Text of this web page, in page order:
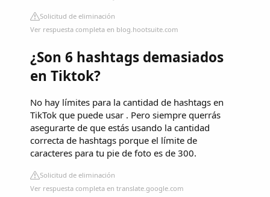
Solicitud de eliminación
Ver respuesta completa en blog.hootsuite.com
¿Son 6 hashtags demasiados
en Tiktok?
No hay límites para la cantidad de hashtags en
TikTok que puede usar . Pero siempre querrás
asegurarte de que estás usando la cantidad
correcta de hashtags porque el límite de
caracteres para tu pie de foto es de 300.
Solicitud de eliminación
Ver respuesta completa en translate.google.com